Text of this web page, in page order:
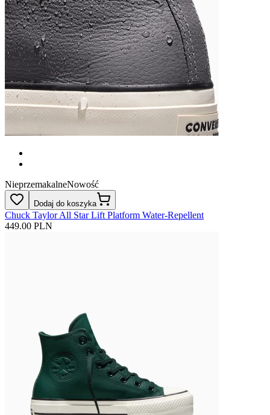
NieprzemakalneNowość
Dodaj do koszyka
Chuck Taylor All Star Lift Platform Water-Repellent
449.00 PLN